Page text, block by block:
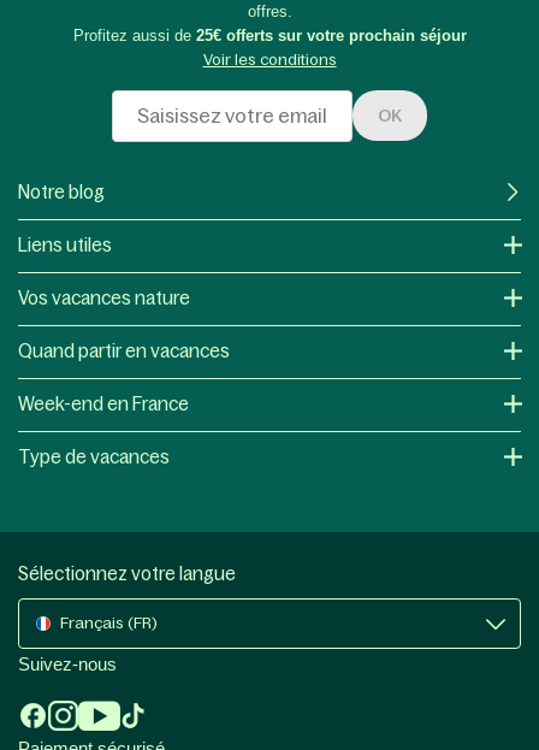
offres.
Profitez aussi de 25€ offerts sur votre prochain séjour
Voir les conditions
OK
Notre blog
Liens utiles
Vos vacances nature
Quand partir en vacances
Week-end en France
Type de vacances
Sélectionnez votre langue
Français (FR)
Suivez-nous